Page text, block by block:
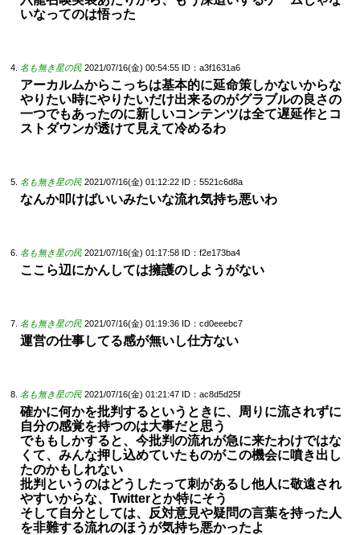
いなってのは悟った
名も無き星の民 2021/07/16(金) 00:54:55 ID：a3f1631a6
アーカルムからこっちは基本的に延命策しかないからな
やりたい時にやりたいだけ出来るのがグラブルの良さの
一つでもあったのに新しいコンテンツは全て遅延作とコ
ストダウンが透けて見えて冷めるわ
名も無き星の民 2021/07/16(金) 01:12:22 ID：5521c6d8a
なんか叩けばいいみたいな流れ気持ち悪いわ
名も無き星の民 2021/07/16(金) 01:17:58 ID：f2e173ba4
ここら辺にかんしては擁護のしようがない
名も無き星の民 2021/07/16(金) 01:19:36 ID：cd0eeebc7
運営の仕事してる感が無いし仕方ない
名も無き星の民 2021/07/16(金) 01:21:47 ID：ac8d5d25f
確かに何かを批判するというときに、周りに流されずに
自分の感覚を持つのは大事だと思う
でももしかすると、今批判の流れが急に来たわけではな
くて、みんな押し込めていたものがこの機会に噴き出し
たのかもしれない
批判というのはどうしたって刺があるし他人に敬遠され
やすいからな、Twitterとか特にそう
そして自分としては、反対意見や疑問の言葉を持った人
を非難する流れのほうが気持ち悪かったよ